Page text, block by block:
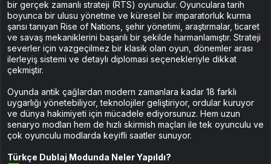
bir gerçek zamanlı strateji (RTS) oyunudur. Oyunculara tarih
boyunca bir ulusu yönetme ve küresel bir imparatorluk kurma
şansı tanıyan Rise of Nations, şehir yönetimi, araştırmalar, ticaret
ve savaş mekaniklerini başarılı bir şekilde harmanlamıştır. Strateji
severler için vazgeçilmez bir klasik olan oyun, dönemler arası
ilerleyiş sistemi ve detaylı diplomasi seçenekleriyle dikkat
çekmiştir.
Oyunda antik çağlardan modern zamanlara kadar 18 farklı
uygarlığı yönetebiliyor, teknolojiler geliştiriyor, ordular kuruyor
ve dünya hakimiyeti için mücadele ediyorsunuz. Hem uzun
senaryo modları hem de hızlı skirmish maçları ile tek oyunculu ve
çok oyunculu modlarda keyifli saatler sunuyor.
Türkçe Dublaj Modunda Neler Yapıldı?